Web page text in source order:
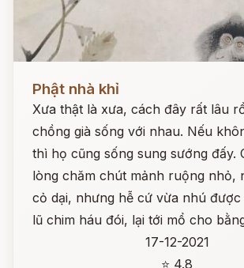
Phật nhà khỉ
Xưa thật là xưa, cách đây rất lâu
chồng già sống với nhau. Nếu
thì họ cũng sống sung sướng đấy.
lòng chăm chút mảnh ruộng nhỏ,
cỏ dại, nhưng hễ cứ vừa nhú
lũ chim háu đói, lại tới mổ cho
17-12-2021
⭐ 4.8